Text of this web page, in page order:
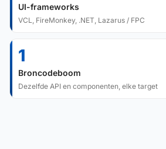
UI-frameworks
VCL, FireMonkey, .NET, Lazarus / FPC
1
Broncodeboom
Dezelfde API en componenten, elke target